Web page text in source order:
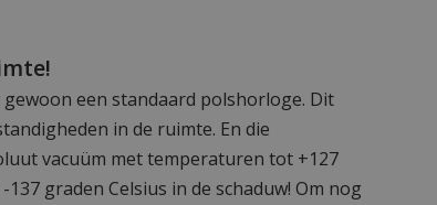
een standaard polshorloge. Dit
in de ruimte. En die
vacuüm met temperaturen tot +127
graden Celsius in de schaduw! Om nog